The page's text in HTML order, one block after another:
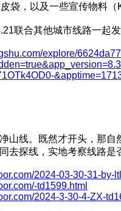
袋，以及一些宣传物料
联合其他城市线路一起
explore/
山线。既然才开头，那
去探线，实地考察线路
2024-03-30-31-by-
td1599.html
2024-3-30-4-ZX-